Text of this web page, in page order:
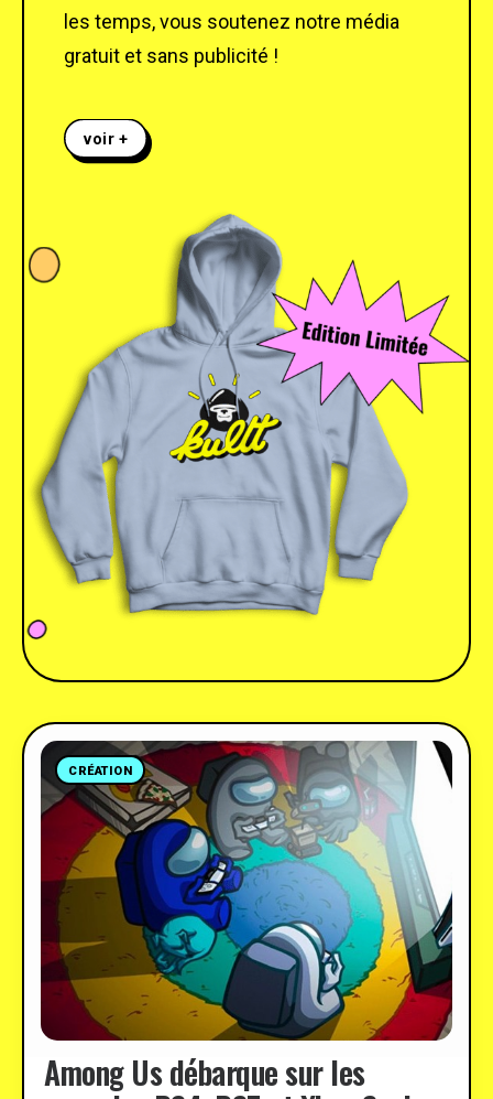
les temps, vous soutenez notre média
gratuit et sans publicité !
voir +
CRÉATION
Among Us débarque sur les